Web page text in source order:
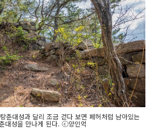
춘대성과 달리 조금 걷다 보면 폐허처럼 남아있는
대성을 만나게 된다. ⓒ양인억